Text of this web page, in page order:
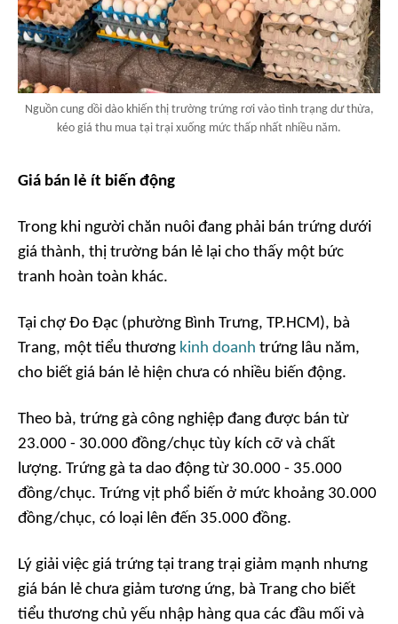
Nguồn cung dồi dào khiến thị trường trứng rơi vào tình trạng dư thừa,
kéo giá thu mua tại trại xuống mức thấp nhất nhiều năm.
Giá bán lẻ ít biến động
Trong khi người chăn nuôi đang phải bán trứng dưới
giá thành, thị trường bán lẻ lại cho thấy một bức
tranh hoàn toàn khác.
Tại chợ Đo Đạc (phường Bình Trưng, TP.HCM), bà
Trang, một tiểu thương kinh doanh trứng lâu năm,
cho biết giá bán lẻ hiện chưa có nhiều biến động.
Theo bà, trứng gà công nghiệp đang được bán từ
23.000 - 30.000 đồng/chục tùy kích cỡ và chất
lượng. Trứng gà ta dao động từ 30.000 - 35.000
đồng/chục. Trứng vịt phổ biến ở mức khoảng 30.000
đồng/chục, có loại lên đến 35.000 đồng.
Lý giải việc giá trứng tại trang trại giảm mạnh nhưng
giá bán lẻ chưa giảm tương ứng, bà Trang cho biết
tiểu thương chủ yếu nhập hàng qua các đầu mối và